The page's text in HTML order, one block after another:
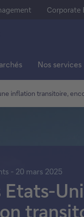
Corporate
Nos services
Group
inflation transitoire,
- 20 mars 2025
Etats-